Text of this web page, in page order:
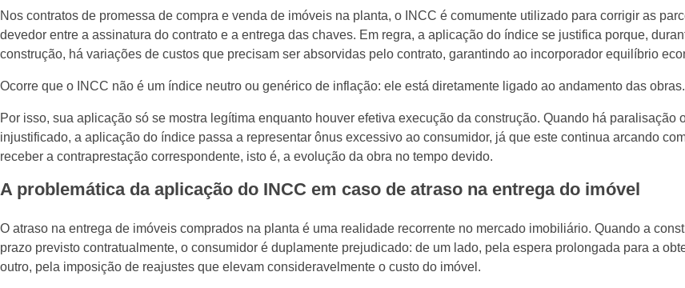
Nos contratos de promessa de compra e venda de imóveis na planta, o INCC é comumente utilizado para corrigir as
devedor entre a assinatura do contrato e a entrega das chaves. Em regra, a aplicação do índice se justifica porque,
construção, há variações de custos que precisam ser absorvidas pelo contrato, garantindo ao incorporador equilíbrio
Ocorre que o INCC não é um índice neutro ou genérico de inflação: ele está diretamente ligado ao andamento das obras.
Por isso, sua aplicação só se mostra legítima enquanto houver efetiva execução da construção. Quando há paralisação
injustificado, a aplicação do índice passa a representar ônus excessivo ao consumidor, já que este continua arcando
receber a contraprestação correspondente, isto é, a evolução da obra no tempo devido.
A problemática da aplicação do INCC em caso de atraso na entrega do imóvel
O atraso na entrega de imóveis comprados na planta é uma realidade recorrente no mercado imobiliário. Quando a
prazo previsto contratualmente, o consumidor é duplamente prejudicado: de um lado, pela espera prolongada para a
outro, pela imposição de reajustes que elevam consideravelmente o custo do imóvel.